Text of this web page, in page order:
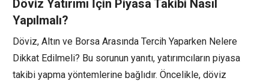
Döviz Yatırımı İçin Piyasa Takibi Nasıl
Yapılmalı?
Döviz, Altın ve Borsa Arasında Tercih Yaparken Nelere
Dikkat Edilmeli? Bu sorunun yanıtı, yatırımcıların piyasa
takibi yapma yöntemlerine bağlıdır. Öncelikle, döviz